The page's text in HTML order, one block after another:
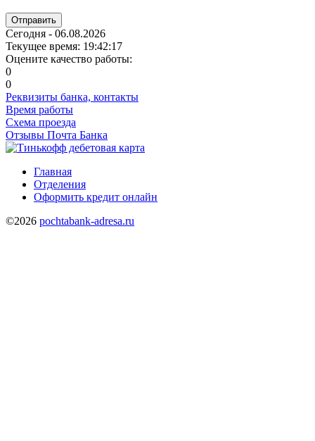
Отправить
Сегодня - 06.08.2026
Текущее время: 19:42:18
Оцените качество работы:
0
0
Реквизиты банка, контакты
Время работы
Схема проезда
Отзывы Почта Банка
Главная
Отделения
Оформить кредит онлайн
©2026 pochtabank-adresa.ru